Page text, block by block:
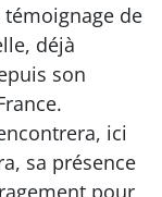
témoignage de
déjà
son
ici
sa présence
pour